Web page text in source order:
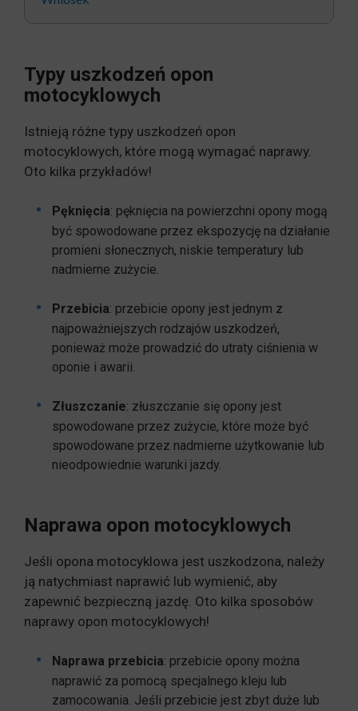
Typy uszkodzeń opon
motocyklowych
Istnieją różne typy uszkodzeń opon
motocyklowych, które mogą wymagać naprawy.
Oto kilka przykładów!
Pęknięcia: pęknięcia na powierzchni opony mogą
być spowodowane przez ekspozycję na działanie
promieni słonecznych, niskie temperatury lub
nadmierne zużycie.
Przebicia: przebicie opony jest jednym z
najpoważniejszych rodzajów uszkodzeń,
ponieważ może prowadzić do utraty ciśnienia w
oponie i awarii.
Złuszczanie: złuszczanie się opony jest
spowodowane przez zużycie, które może być
spowodowane przez nadmierne użytkowanie lub
nieodpowiednie warunki jazdy.
Naprawa opon motocyklowych
Jeśli opona motocyklowa jest uszkodzona, należy
ją natychmiast naprawić lub wymienić, aby
zapewnić bezpieczną jazdę. Oto kilka sposobów
naprawy opon motocyklowych!
Naprawa przebicia: przebicie opony można
naprawić za pomocą specjalnego kleju lub
zamocowania. Jeśli przebicie jest zbyt duże lub